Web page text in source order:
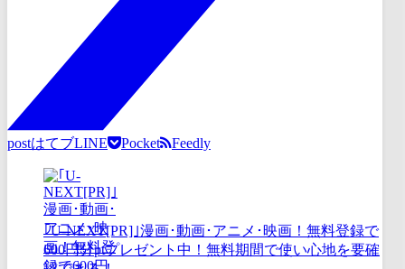
postはてブLINE Pocket Feedly
｢U-NEXT[PR]｣漫画･動画･アニメ･映画！無料登録で
600円分ptプレゼント中！無料期間で使い心地を要確